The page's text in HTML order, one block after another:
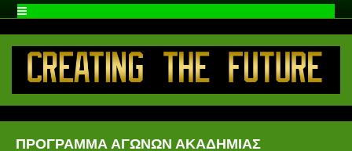
ΠΡΟΓΡΑΜΜΑ ΑΓΩΝΩΝ ΑΚΑΔΗΜΙΑΣ